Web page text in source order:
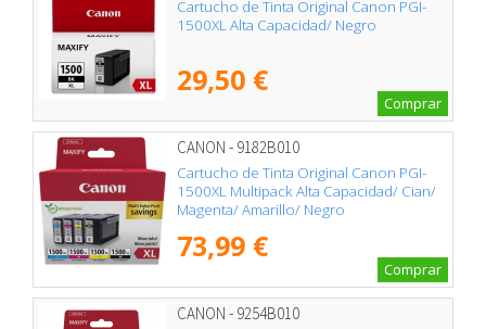
Cartucho de Tinta Original Canon PGI-
1500XL Alta Capacidad/ Negro
29,50 €
Comprar
CANON - 9182B010
Cartucho de Tinta Original Canon PGI-
1500XL Multipack Alta Capacidad/ Cian/
Magenta/ Amarillo/ Negro
73,99 €
Comprar
CANON - 9254B010